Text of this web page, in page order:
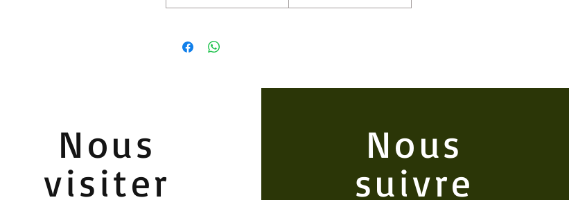
Nous
visiter
Nous
suivre